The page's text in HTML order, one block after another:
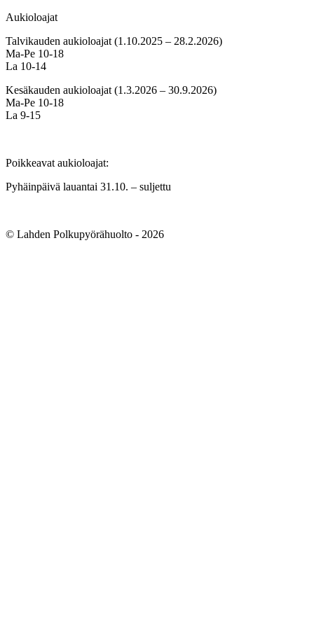
Aukioloajat
Talvikauden aukioloajat (1.10.2025 – 28.2.2026)
Ma-Pe 10-18
La 10-14
Kesäkauden aukioloajat (1.3.2026 – 30.9.2026)
Ma-Pe 10-18
La 9-15
Poikkeavat aukioloajat:
Pyhäinpäivä lauantai 31.10. – suljettu
© Lahden Polkupyörähuolto - 2026